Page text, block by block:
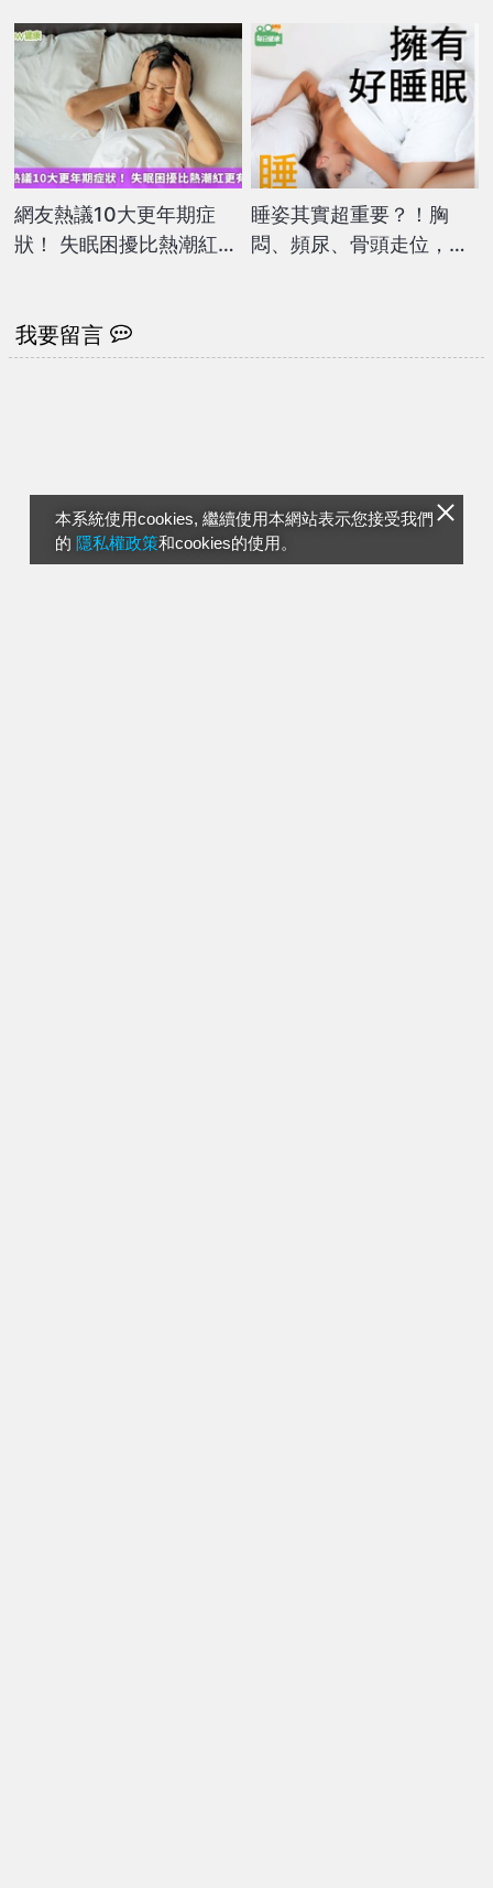
本系統使用cookies, 繼續使用本網站表示您接受我們
的 隱私權政策和cookies的使用。
網友熱議10大更年期症
狀！ 失眠困擾比熱潮紅更
睡姿其實超重要？！胸
悶、頻尿、骨頭走位，你
我要留言